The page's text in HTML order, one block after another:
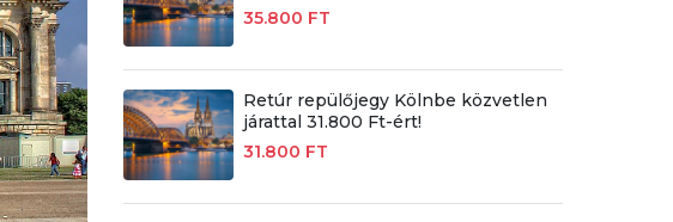
35.800 FT
Retúr repülőjegy Kölnbe közvetlen
járattal 31.800 Ft-ért!
31.800 FT